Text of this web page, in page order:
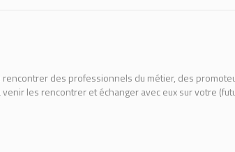
rencontrer des professionnels du métier, des
les rencontrer et échanger avec eux sur votre